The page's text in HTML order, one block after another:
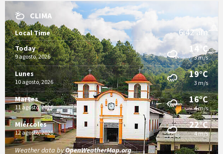
CLIMA
Local Time 6:42 am
Today
9 agosto, 2026
14°C
3 m/s
Lunes
10 agosto, 2026
19°C
3 m/s
Martes
11 agosto, 2026
16°C
4 m/s
Miércoles
12 agosto, 2026
22°C
4 m/s
Weather data byOpenWeatherMap.org